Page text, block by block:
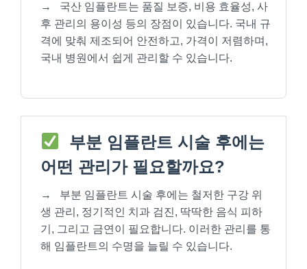
→
국산 임플란트는 품질 보증, 비용 효율성, 사
후 관리의 용이성 등의 장점이 있습니다. 국내 규
격에 맞춰 제조되어 안전하고, 가격이 저렴하며,
국내 병원에서 쉽게 관리할 수 있습니다.
부분 임플란트 시술 후에는
어떤 관리가 필요할까요?
→
부분 임플란트 시술 후에는 철저한 구강 위
생 관리, 정기적인 치과 검진, 딱딱한 음식 피하
기, 그리고 금연이 필요합니다. 이러한 관리를 통
해 임플란트의 수명을 늘릴 수 있습니다.